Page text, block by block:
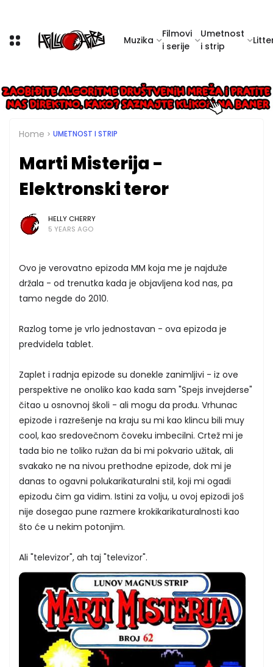
Muzika
Filmovi
i serije
Umetnost
i strip
Home UMETNOST I STRIP
Marti Misterija -
Elektronski teror
HELLY CHERRY
5 YEARS AGO
Ovo je verovatno epizoda MM koja me je najduže
držala - od trenutka kada je objavljena kod nas, pa
tamo negde do 2010.
Razlog tome je vrlo jednostavan - ova epizoda je
predvidela tablet.
Zaplet i radnja epizode su donekle zanimljivi - iz ove
perspektive ne onoliko kao kada sam "Spejs invejderse"
čitao u osnovnoj školi - ali mogu da prođu. Vrhunac
epizode i razrešenje na kraju su mi kao klincu bili muy
cool, kao sredovečnom čoveku imbecilni. Crtež mi je
tada bio ne toliko ružan da bi mi pokvario užitak, ali
svakako ne na nivou prethodne epizode, dok mi je
danas to ogavni polukarikaturalni stil, koji mi ogadi
epizodu čim ga vidim. Istini za volju, u ovoj epizodi još
nije dosegao pune razmere krokikarikaturalnosti kao
što će u nekim potonjim.
Ali "televizor", ah taj "televizor".